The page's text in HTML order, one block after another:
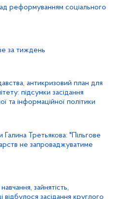
реформуванням соціального
за тиждень
антикризовий план для
підсумки засідання
та інформаційної політики
Галина Третьякова: "Пільгове
не запроваджуватиме
зайнятість,
засідання круглого